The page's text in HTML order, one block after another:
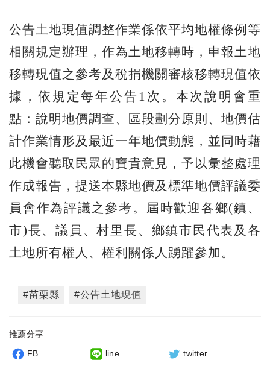
公告土地現值調整作業係依平均地權條例等
相關規定辦理，作為土地移轉時，申報土地
移轉現值之參考及稅捐機關審核移轉現值依
據，依規定每年公告1次。本次說明會重
點：說明地價調查、區段劃分原則、地價估
計作業情形及最近一年地價動態，並同時藉
此機會聽取民眾的寶貴意見，予以彙整處理
作成報告，提送本縣地價及標準地價評議委
員會作為評議之參考。屆時歡迎各鄉(鎮、
市)長、議員、村里長、鄉鎮市民代表及各
土地所有權人、權利關係人踴躍參加。
#苗栗縣 #公告土地現值
推薦分享
FB line twitter